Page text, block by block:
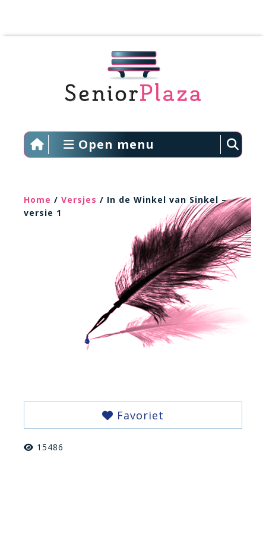
Open menu
Home / Versjes / In de Winkel van Sinkel –
versie 1
Favoriet
15486